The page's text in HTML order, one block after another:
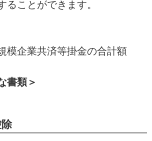
ることができます。
模企業共済等掛金の合計額
書類＞